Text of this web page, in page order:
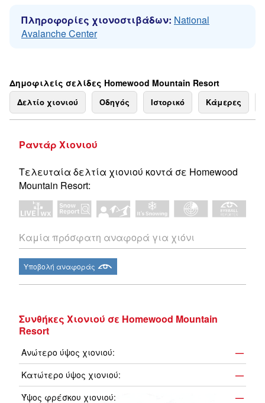
Πληροφορίες χιονοστιβάδων: National
Avalanche Center
Δημοφιλείς σελίδες Homewood Mountain Resort
Δελτίο χιονιού Οδηγός Ιστορικό Κάμερες
Ραντάρ Χιονιού
Τελευταία δελτία χιονιού κοντά σε Homewood
Mountain Resort:
Καμία πρόσφατη αναφορά για χιόνι
Υποβολή αναφοράς
Συνθήκες Χιονιού σε Homewood Mountain
Resort
Ανώτερο ύψος χιονιού:
—
Κατώτερο ύψος χιονιού:
—
Ύψος φρέσκου χιονιού:
—